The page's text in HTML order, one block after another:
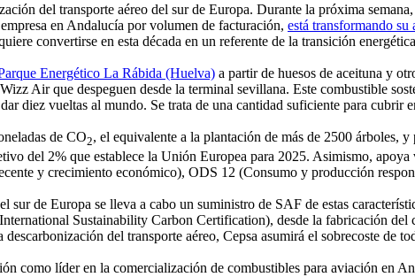
del transporte aéreo del sur de Europa. Durante la próxima
en Andalucía por volumen de facturación, está transformando
convertirse en esta década en un referente de la transición
Energético La Rábida (Huelva) a partir de huesos de aceituna y
Air que despeguen desde la terminal sevillana. Este combustible
diez vueltas al mundo. Se trata de una cantidad suficiente para cubrir
de CO2, el equivalente a la plantación de más de 2500 árboles,
del 2% que establece la Unión Europea para 2025. Asimismo,
y crecimiento económico), ODS 12 (Consumo y producción
sur de Europa se lleva a cabo un suministro de SAF de estas
Sustainability Carbon Certification), desde la fabricación
del transporte aéreo, Cepsa asumirá el sobrecoste de
como líder en la comercialización de combustibles para aviación en